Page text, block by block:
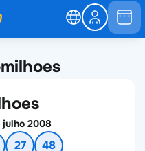
2008
27
48